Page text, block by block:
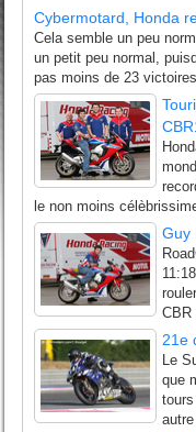
Cybermotard, Honda
Cela semble un peu
un petit peu normal,
pas moins de 23
le non moins
Guy
CBR
21e
Le
que